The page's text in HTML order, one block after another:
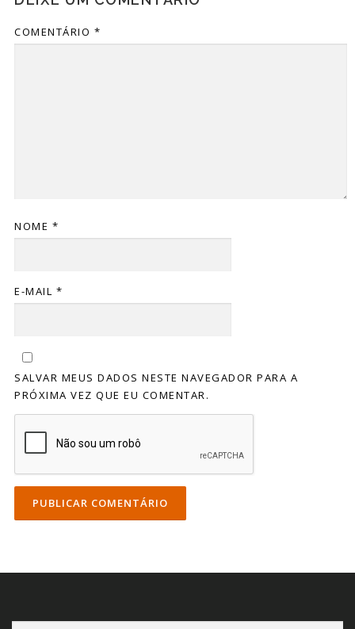
COMENTÁRIO *
NOME *
E-MAIL *
SALVAR MEUS DADOS NESTE NAVEGADOR PARA A
PRÓXIMA VEZ QUE EU COMENTAR.